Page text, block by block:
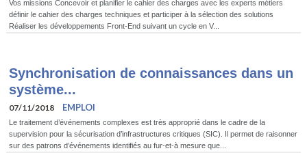
Vos missions Concevoir et planifier le cahier des charges avec les experts métiers
définir le cahier des charges techniques et participer à la sélection des solutions
Réaliser les développements Front-End suivant un cycle en V...
Synchronisation de connaissances dans un
système...
07/11/2018 EMPLOI
Le traitement d’événements complexes est très approprié dans le cadre de la
supervision pour la sécurisation d’infrastructures critiques (SIC). Il permet de raisonner
sur des patrons d’événements identifiés au fur-et-à mesure que...